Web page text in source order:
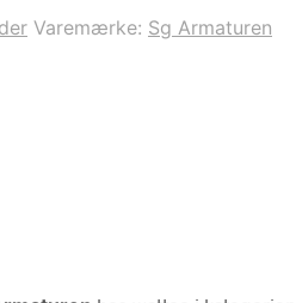
Varemærke: Sg Armaturen